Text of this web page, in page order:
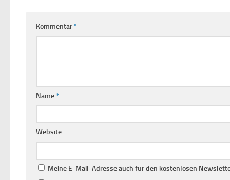
Kommentar*
Name*
Website
Meine E-Mail-Adresse auch für den kostenlosen